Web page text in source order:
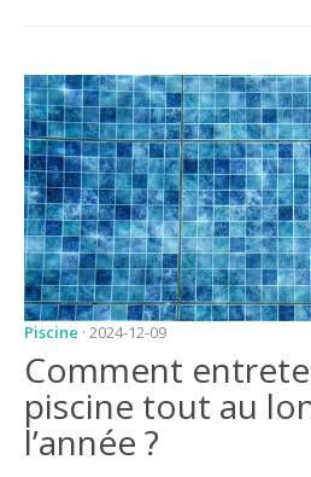
DOSSIER
JARDIN
CONSEILS ET
ASTUCES
GUIDES
JARDIN
ENTRETIEN
PISCINE
ENTRETIEN
PARTENAIRES
Piscine · 2024-12-09
Comment
piscine tout au
l’année ?